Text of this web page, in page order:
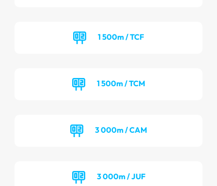
1 500m / TCF
1 500m / TCM
3 000m / CAM
3 000m / JUF